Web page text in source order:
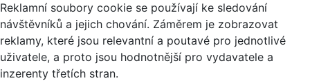
Reklamní soubory cookie se používají ke sledování
návštěvníků a jejich chování. Záměrem je zobrazovat
reklamy, které jsou relevantní a poutavé pro jednotlivé
uživatele, a proto jsou hodnotnější pro vydavatele a
inzerenty třetích stran.